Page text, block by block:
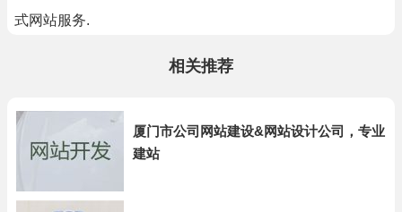
式网站服务.
相关推荐
厦门市公司网站建设&网站设计公司，专业
建站